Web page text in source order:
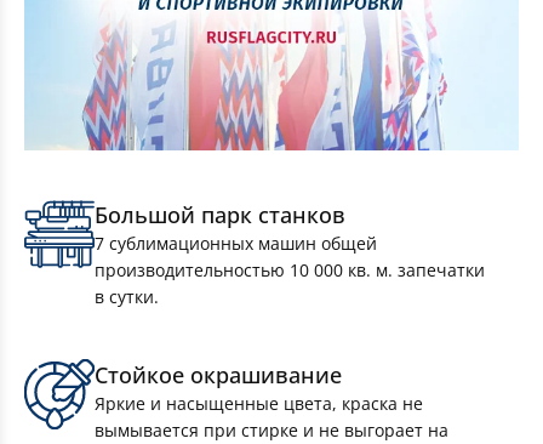
Комплект Флагов Москвы 90×135см 10 штук
Большой парк станков
7 сублимационных машин общей
производительностью 10 000 кв. м. запечатки
в сутки.
Стойкое окрашивание
Яркие и насыщенные цвета, краска не
вымывается при стирке и не выгорает на